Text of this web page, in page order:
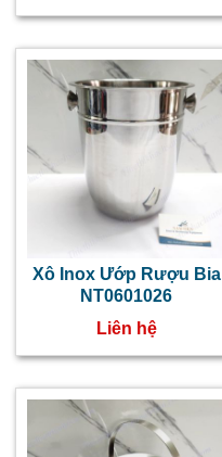
Xô Inox Ướp Rượu Bia
NT0601026
Liên hệ